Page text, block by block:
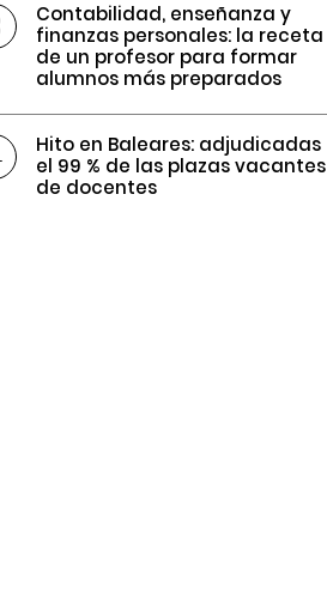
Contabilidad, enseñanza y
finanzas personales: la receta
de un profesor para formar
alumnos más preparados
Hito en Baleares: adjudicadas
el 99 % de las plazas vacantes
de docentes